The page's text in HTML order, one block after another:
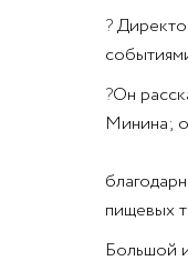
?
?Он
Минина;
пищевых
Большой